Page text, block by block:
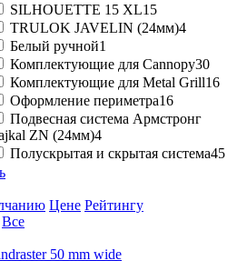
SILHOUETTE 15 XL15
TRULOK JAVELIN (24мм)4
Белый ручной1
Комплектующие для Cannopy30
Комплектующие для Metal Grill16
Оформление периметра16
Подвесная система Армстронг
ZN (24мм)4
Полускрытая и скрытая система45
Цене Рейтингу
Все